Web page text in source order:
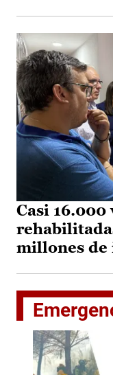
Casi 16.000
millones de